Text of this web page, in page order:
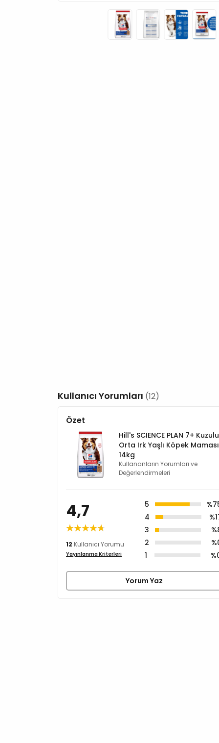
Kullanıcı Yorumları (12)
Özet
Hill's SCIENCE PLAN 7+ Kuzulu
Orta Irk Yaşlı Köpek Maması
14kg
Kullananların Yorumları ve
Değerlendirmeleri
4,7
12 Kullanıcı Yorumu
Yayınlanma Kriterleri
5
4
3
2
1
Yorum Yaz